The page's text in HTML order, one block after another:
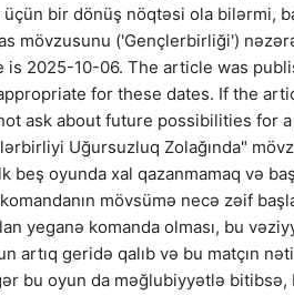
bir dönüş nöqtəsi ola bilərmi,
mövzusunu ('Gençlerbirliği')
is 2025-10-06. The article was
for these dates. If the
ask about future possibilities for
Uğursuzluq Zolağında"
beş oyunda xal qazanmamaq və
mövsümə necə zəif
yeganə komanda olması, bu
artıq geridə qalıb və bu matçın
bu oyun da məğlubiyyətlə bitibsə,